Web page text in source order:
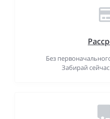
Без
Забирай